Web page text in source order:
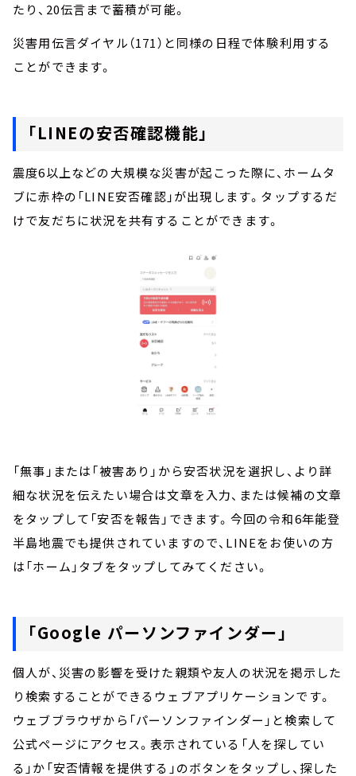
たり、20伝言まで蓄積が可能。
災害用伝言ダイヤル（171）と同様の日程で体験利用する
ことができます。
「LINEの安否確認機能」
震度6以上などの大規模な災害が起こった際に、ホームタ
ブに赤枠の「LINE安否確認」が出現します。タップするだ
けで友だちに状況を共有することができます。
「無事」または「被害あり」から安否状況を選択し、より詳
細な状況を伝えたい場合は文章を入力、または候補の文章
をタップして「安否を報告」できます。今回の令和6年能登
半島地震でも提供されていますので、LINEをお使いの方
は「ホーム」タブをタップしてみてください。
「Google パーソンファインダー」
個人が、災害の影響を受けた親類や友人の状況を掲示した
り検索することができるウェブアプリケーションです。
ウェブブラウザから「パーソンファインダー」と検索して
公式ページにアクセス。表示されている「人を探してい
る」か「安否情報を提供する」のボタンをタップし、探した